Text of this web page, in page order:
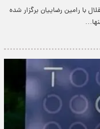
با رامین رضاییان برگزار شده